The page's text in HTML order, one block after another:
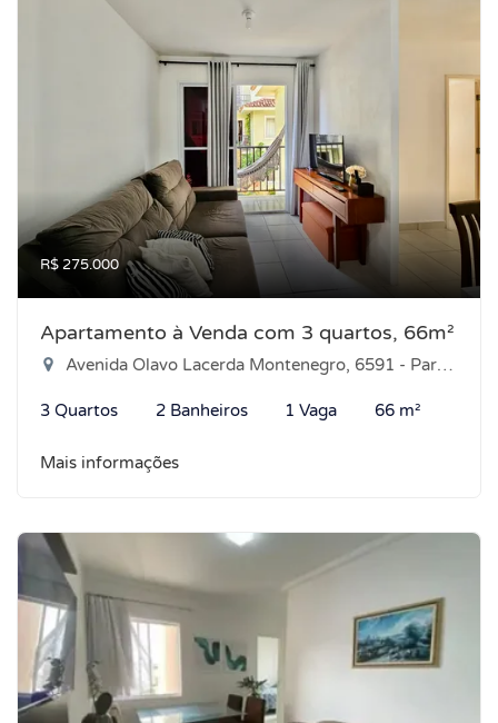
R$ 275.000
Apartamento à Venda com 3 quartos, 66m²
Avenida Olavo Lacerda Montenegro, 6591 - Parque das Árvores, Parnamirim-RN
3 Quartos 2 Banheiros 1 Vaga 66 m²
Mais informações